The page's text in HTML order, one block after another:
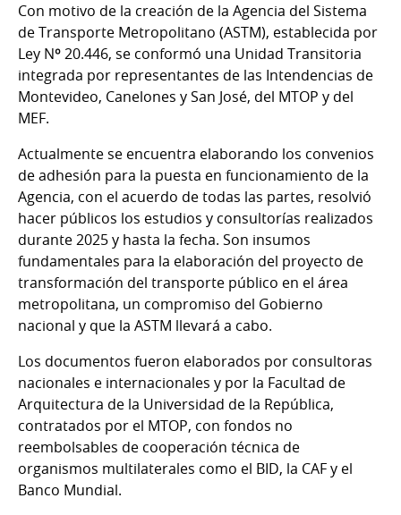
Con motivo de la creación de la Agencia del Sistema
de Transporte Metropolitano (ASTM), establecida por
Ley Nº 20.446, se conformó una Unidad Transitoria
integrada por representantes de las Intendencias de
Montevideo, Canelones y San José, del MTOP y del
MEF.
Actualmente se encuentra elaborando los convenios
de adhesión para la puesta en funcionamiento de la
Agencia, con el acuerdo de todas las partes, resolvió
hacer públicos los estudios y consultorías realizados
durante 2025 y hasta la fecha. Son insumos
fundamentales para la elaboración del proyecto de
transformación del transporte público en el área
metropolitana, un compromiso del Gobierno
nacional y que la ASTM llevará a cabo.
Los documentos fueron elaborados por consultoras
nacionales e internacionales y por la Facultad de
Arquitectura de la Universidad de la República,
contratados por el MTOP, con fondos no
reembolsables de cooperación técnica de
organismos multilaterales como el BID, la CAF y el
Banco Mundial.